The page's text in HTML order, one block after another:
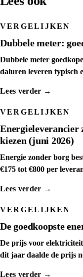
VERGELIJKEN
Dubbele meter:
Dubbele meter
daluren leveren typisch
Lees verder →
VERGELIJKEN
Energieleverancier
kiezen (juni 2026)
Energie zonder borg
€175 tot €800 per
Lees verder →
VERGELIJKEN
De goedkoopste
De prijs voor
dit jaar daalde de prijs
Lees verder →